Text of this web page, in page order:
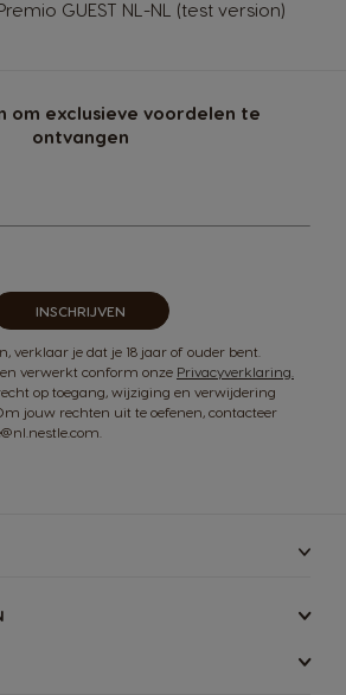
GUEST NL-NL (test version)
om exclusieve voordelen te
ontvangen
INSCHRIJVEN
verklaar je dat je 18 jaar of ouder bent.
verwerkt conform onze Privacyverklaring.
op toegang, wijziging en verwijdering
jouw rechten uit te oefenen, contacteer